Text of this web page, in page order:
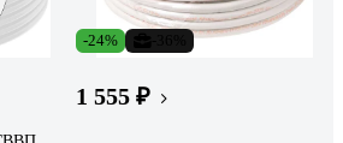
-24%
1 555 ₽